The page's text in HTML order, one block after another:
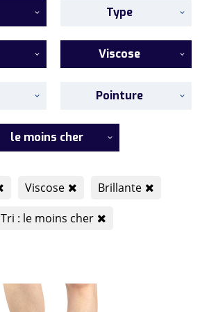
Type
Viscose
Pointure
le moins cher
Viscose
Brillante
Tri : le moins cher